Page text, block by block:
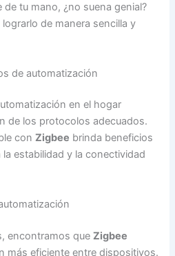
tu mano, ¿no suena genial?
de manera sencilla y
de automatización
en el hogar
de los protocolos adecuados.
conZigbee brinda beneficios
estabilidad y la conectividad
encontramos queZigbee
más eficiente entre dispositivos.